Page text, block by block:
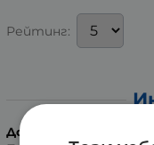
Рейтинг:
Дозировка: